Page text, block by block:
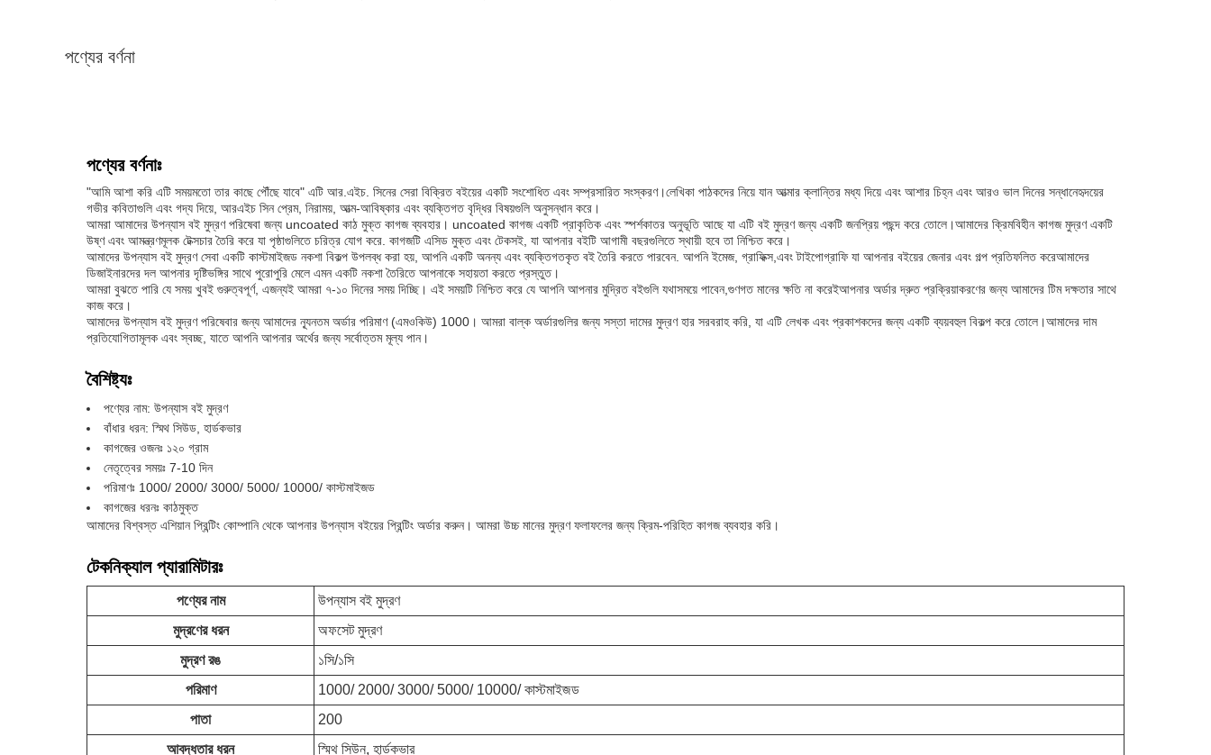
পণ্যের বর্ণনা
পণ্যের বর্ণনাঃ
"আমি আশা করি এটি সময়মতো তার কাছে পৌঁছে যাবে" এটি আর.এইচ. সিনের সেরা বিক্রিত বইয়ের একটি সংশোধিত এবং সম্প্রসারিত সংস্করণ।লেখিকা পাঠকদের নিয়ে যান আত্মার ক্লান্তির মধ্য দিয়ে এবং আশার চিহ্ন এবং আরও ভাল দিনের সন্ধানেহৃদয়ের
গভীর কবিতাগুলি এবং গদ্য দিয়ে, আরএইচ সিন প্রেম, নিরাময়, আত্ম-আবিষ্কার এবং ব্যক্তিগত বৃদ্ধির বিষয়গুলি অনুসন্ধান করে।
আমরা আমাদের উপন্যাস বই মুদ্রণ পরিষেবা জন্য uncoated কাঠ মুক্ত কাগজ ব্যবহার। uncoated কাগজ একটি প্রাকৃতিক এবং স্পর্শকাতর অনুভূতি আছে যা এটি বই মুদ্রণ জন্য একটি জনপ্রিয় পছন্দ করে তোলে।আমাদের ক্রিমবিহীন কাগজ মুদ্রণ একটি
উষ্ণ এবং আমন্ত্রণমূলক টেক্সচার তৈরি করে যা পৃষ্ঠাগুলিতে চরিত্র যোগ করে. কাগজটি এসিড মুক্ত এবং টেকসই, যা আপনার বইটি আগামী বছরগুলিতে স্থায়ী হবে তা নিশ্চিত করে।
আমাদের উপন্যাস বই মুদ্রণ সেবা একটি কাস্টমাইজড নকশা বিকল্প উপলব্ধ করা হয়, আপনি একটি অনন্য এবং ব্যক্তিগতকৃত বই তৈরি করতে পারবেন. আপনি ইমেজ, গ্রাফিক্স,এবং টাইপোগ্রাফি যা আপনার বইয়ের জেনার এবং গল্প প্রতিফলিত করেআমাদের
ডিজাইনারদের দল আপনার দৃষ্টিভঙ্গির সাথে পুরোপুরি মেলে এমন একটি নকশা তৈরিতে আপনাকে সহায়তা করতে প্রস্তুত।
আমরা বুঝতে পারি যে সময় খুবই গুরুত্বপূর্ণ, এজন্যই আমরা ৭-১০ দিনের সময় দিচ্ছি। এই সময়টি নিশ্চিত করে যে আপনি আপনার মুদ্রিত বইগুলি যথাসময়ে পাবেন,গুণগত মানের ক্ষতি না করেইআপনার অর্ডার দ্রুত প্রক্রিয়াকরণের জন্য আমাদের টিম দক্ষতার সাথে
কাজ করে।
আমাদের উপন্যাস বই মুদ্রণ পরিষেবার জন্য আমাদের ন্যূনতম অর্ডার পরিমাণ (এমওকিউ) 1000। আমরা বাল্ক অর্ডারগুলির জন্য সস্তা দামের মুদ্রণ হার সরবরাহ করি, যা এটি লেখক এবং প্রকাশকদের জন্য একটি ব্যয়বহুল বিকল্প করে তোলে।আমাদের দাম
প্রতিযোগিতামূলক এবং স্বচ্ছ, যাতে আপনি আপনার অর্থের জন্য সর্বোত্তম মূল্য পান।
বৈশিষ্ট্যঃ
পণ্যের নাম: উপন্যাস বই মুদ্রণ
বাঁধার ধরন: স্মিথ সিউড, হার্ডকভার
কাগজের ওজনঃ ১২০ গ্রাম
নেতৃত্বের সময়ঃ 7-10 দিন
পরিমাণঃ 1000/ 2000/ 3000/ 5000/ 10000/ কাস্টমাইজড
কাগজের ধরনঃ কাঠমুক্ত
আমাদের বিশ্বস্ত এশিয়ান প্রিন্টিং কোম্পানি থেকে আপনার উপন্যাস বইয়ের প্রিন্টিং অর্ডার করুন। আমরা উচ্চ মানের মুদ্রণ ফলাফলের জন্য ক্রিম-পরিহিত কাগজ ব্যবহার করি।
টেকনিক্যাল প্যারামিটারঃ
পণ্যের নাম
উপন্যাস বই মুদ্রণ
মুদ্রণের ধরন
অফসেট মুদ্রণ
মুদ্রণ রঙ
১সি/১সি
পরিমাণ
1000/ 2000/ 3000/ 5000/ 10000/ কাস্টমাইজড
পাতা
200
আবদ্ধতার ধরন
স্মিথ সিউন, হার্ডকভার